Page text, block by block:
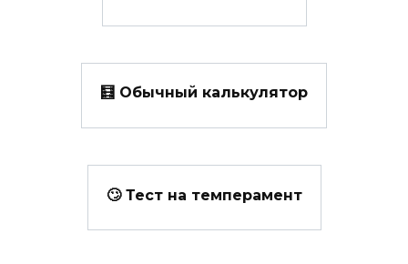
🧮 Обычный калькулятор
🙄 Тест на темперамент